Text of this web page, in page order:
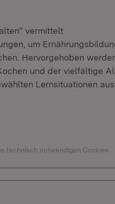
vermittelt
um
Hervorgehoben
und der vielfältige
Lernsituationen
technisch notwendigen Cookies